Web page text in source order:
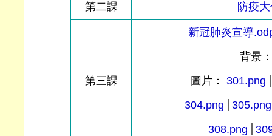
第二課 防疫
第三課
新冠肺炎宣導
背景
圖片： 301.png
304.png
305.png
308.png